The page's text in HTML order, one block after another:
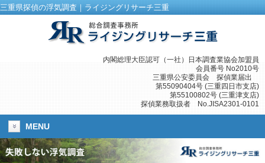
三重県探偵の浮気調査｜ライジングリサーチ三重
内閣総理大臣認可（一社）日本調査業協会加盟員
会員番号 No2010号
三重県公安委員会 探偵業届出
第55090404号 (三重四日市支店)
第55100802号 (三重津支店)
探偵業務取扱者 No.JISA2301-0101
MENU